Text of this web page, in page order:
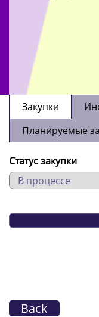
Закупки
Планируемые
Статус закупки
Back